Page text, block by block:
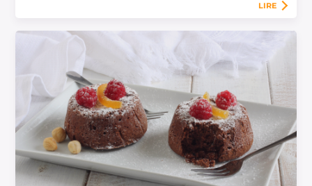
LIRE